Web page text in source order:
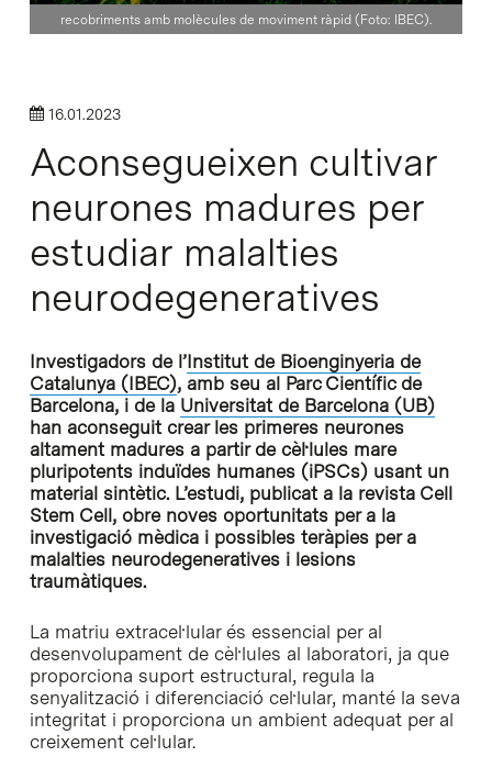
recobriments amb molècules de moviment ràpid (Foto: IBEC).
16.01.2023
Aconsegueixen cultivar
neurones madures per
estudiar malalties
neurodegeneratives
Investigadors de l’Institut de Bioenginyeria de
Catalunya (IBEC), amb seu al Parc Científic de
Barcelona, i de la Universitat de Barcelona (UB)
han aconseguit crear les primeres neurones
altament madures a partir de cèl·lules mare
pluripotents induïdes humanes (iPSCs) usant un
material sintètic. L’estudi, publicat a la revista Cell
Stem Cell, obre noves oportunitats per a la
investigació mèdica i possibles teràpies per a
malalties neurodegeneratives i lesions
traumàtiques.
La matriu extracel·lular és essencial per al
desenvolupament de cèl·lules al laboratori, ja que
proporciona suport estructural, regula la
senyalització i diferenciació cel·lular, manté la seva
integritat i proporciona un ambient adequat per al
creixement cel·lular.